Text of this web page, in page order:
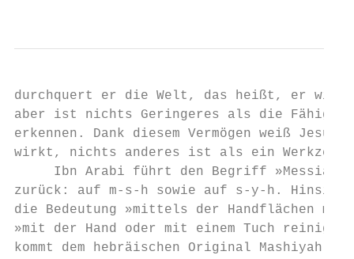
durchquert er die Welt, das heißt, er
aber ist nichts Geringeres als die
erkennen. Dank diesem Vermögen weiß
wirkt, nichts anderes ist als ein Werkzeug
Ibn Arabi führt den Begriff
zurück: auf m-s-h sowie auf s-y-h.
die Bedeutung »mittels der Handflächen
»mit der Hand oder mit einem Tuch
kommt dem hebräischen Original Mashiyah